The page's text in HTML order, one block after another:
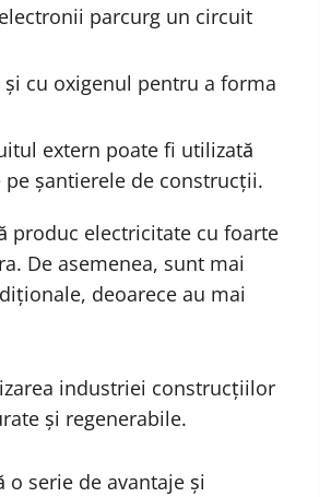
parcurg un circuit
cu oxigenul pentru a forma
extern poate fi utilizată
șantierele de construcții.
produc electricitate cu foarte
De asemenea, sunt mai
deoarece au mai
industriei construcțiilor
și regenerabile.
serie de avantaje și